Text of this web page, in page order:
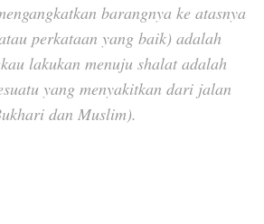
barangnya ke atasnya
perkataan yang baik) adalah
lakukan menuju shalat adalah
yang menyakitkan dari jalan
dan Muslim).